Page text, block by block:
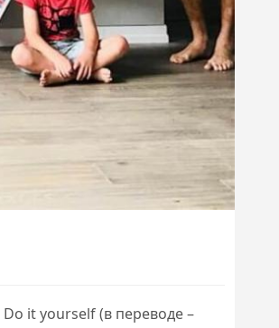
Do it yourself (в переводе –